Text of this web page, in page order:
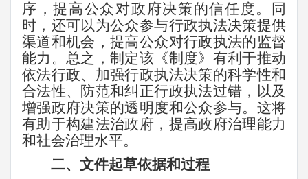
序，提高公众对政府决策的信任度。同
时，还可以为公众参与行政执法决策提供
渠道和机会，提高公众对行政执法的监督
能力。总之，制定该《制度》有利于推动
依法行政、加强行政执法决策的科学性和
合法性、防范和纠正行政执法过错，以及
增强政府决策的透明度和公众参与。这将
有助于构建法治政府，提高政府治理能力
和社会治理水平。
二、文件起草依据和过程